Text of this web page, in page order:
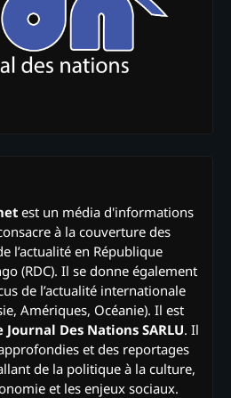
est un média d'informations
à la couverture des
l’actualité en République
(RDC). Il se donne également
de l’actualité internationale
Amériques, Océanie). Il est
Journal Des Nations SARLU. Il
et des reportages
de la politique à la culture,
et les enjeux sociaux.